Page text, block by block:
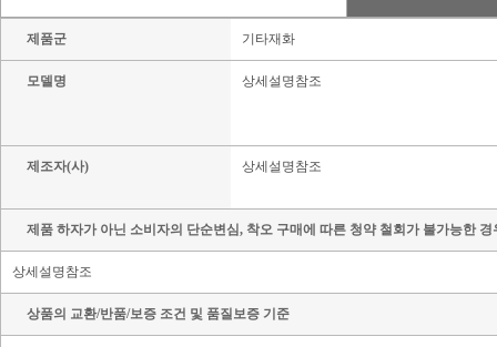
제품군 기타재화
모델명 상세설명참조
제조자(사) 상세설명참조
제품 하자가 아닌 소비자의 단순변심, 착오 구매에 따른 청약 철회가 불가능한
상세설명참조
상품의 교환/반품/보증 조건 및 품질보증 기준